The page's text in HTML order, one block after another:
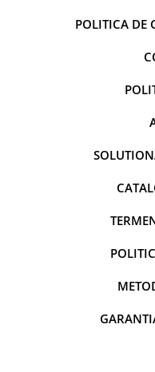
POLITICA DE